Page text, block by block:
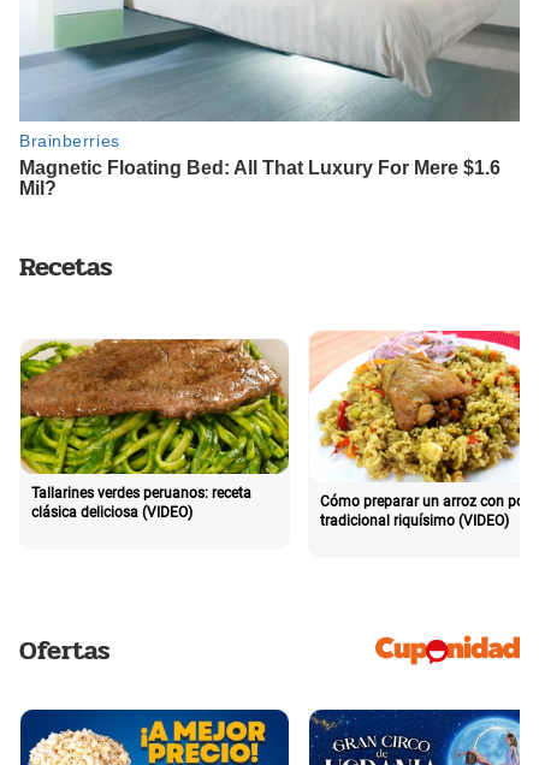
Recetas
Tallarines verdes peruanos: receta
clásica deliciosa (VIDEO)
Cómo preparar un arroz con pollo
tradicional riquísimo (VIDEO)
Ofertas